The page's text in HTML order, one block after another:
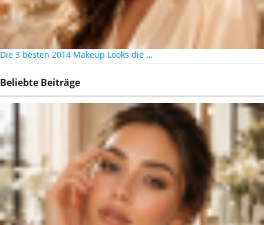
Die 3 besten 2014 Makeup Looks die …
Beliebte Beiträge